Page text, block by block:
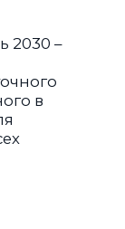
2030 –
в